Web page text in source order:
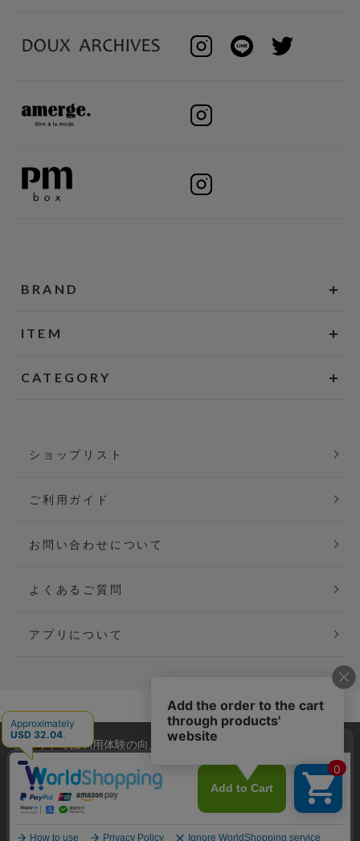
BRAND
ITEM
CATEGORY
ショップリスト
ご利用ガイド
お問い合わせについて
よくあるご質問
アプリについて
会社概要
特定商取引法に基づく表記
ご利用規約
Copyright(C) P&M co.,ltd All Rights Reserved.
当サイトでは利用体験の向上およびコンテンツの最適な提供、ト
ラフィックの分析を目的としてCookieを使用しています。
サイトの閲覧を継続された場合、Cookieの利用に同意したことも
のといたします。
詳細については
プライバシーポリシーをご確認ください。
承諾する